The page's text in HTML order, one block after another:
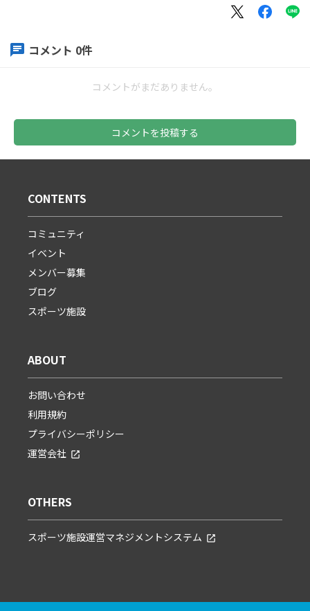
コメント 0件
コメントがまだありません。
コメントを投稿する
CONTENTS
コミュニティ
イベント
メンバー募集
ブログ
スポーツ施設
ABOUT
お問い合わせ
利用規約
プライバシーポリシー
運営会社
OTHERS
スポーツ施設運営マネジメントシステム